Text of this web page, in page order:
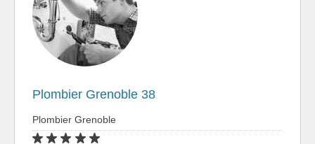
Plombier Grenoble 38
Plombier Grenoble